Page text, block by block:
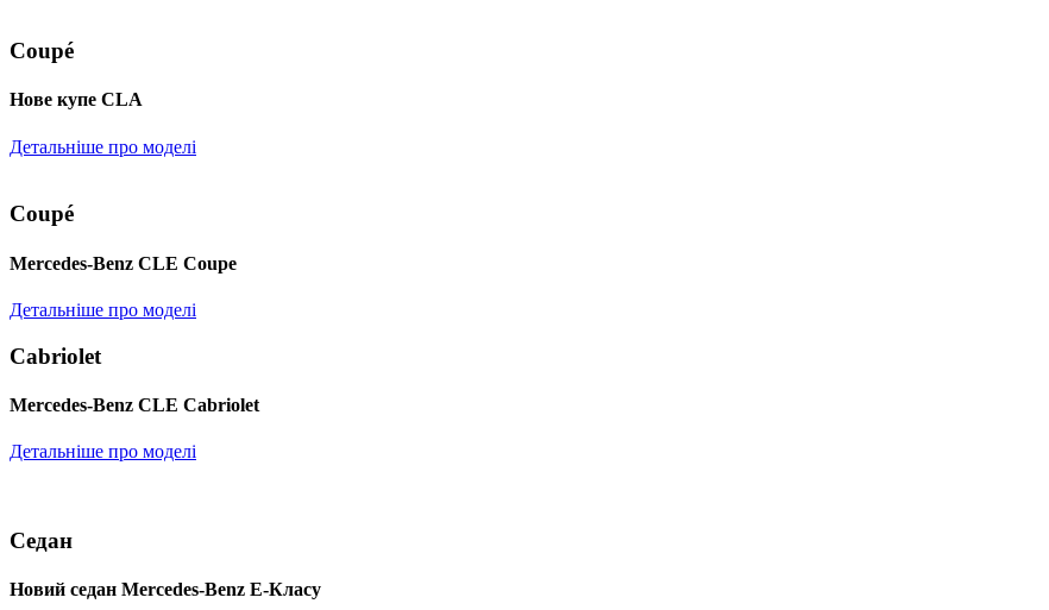
Coupé
Нове купе CLA
Детальніше про моделі
Coupé
Mercedes-Benz CLE Coupe
Детальніше про моделі
Cabriolet
Mercedes-Benz CLE Cabriolet
Детальніше про моделі
Седан
Новий седан Mercedes-Benz Е-Класу